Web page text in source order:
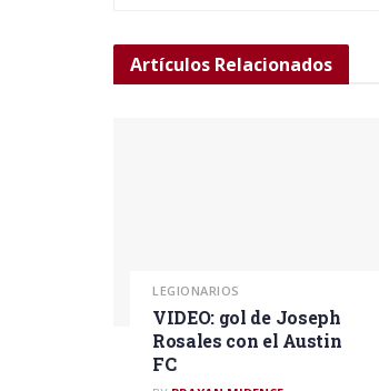
Artículos Relacionados
LEGIONARIOS
VIDEO: gol de Joseph
Rosales con el Austin
FC